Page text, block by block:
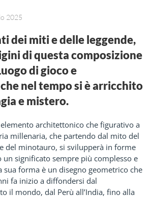
2025
dei miti e delle leggende,
di questa composizione
di gioco e
nel tempo si è arricchito
e mistero.
architettonico che figurativo a
millenaria, che partendo dal mito del
del minotauro, si svilupperà in forme
un significato sempre più complesso e
sua forma è un disegno geometrico che
fa inizio a diffondersi dal
il mondo, dal Perù all’India, fino alla